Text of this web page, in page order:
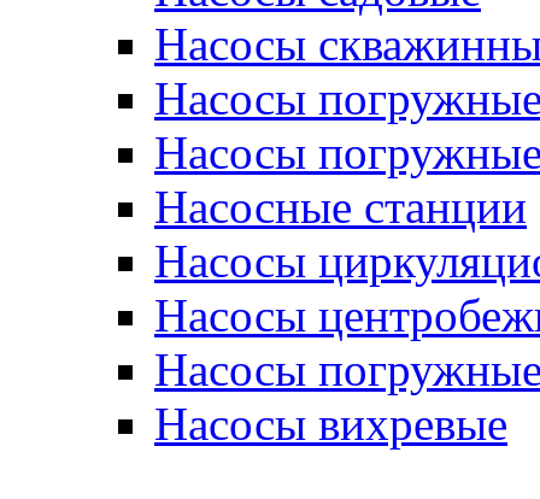
Насосы
Насосы
Насосы
Насосные станции
Насосы
Насосы
Насосы
Насосы вихревые